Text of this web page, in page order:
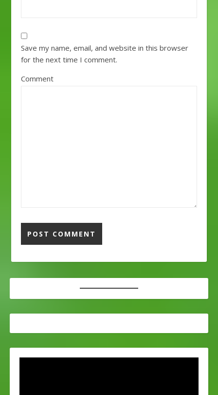
Save my name, email, and website in this browser
for the next time I comment.
Comment